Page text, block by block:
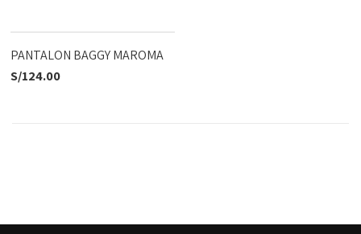
PANTALON BAGGY MAROMA
S/124.00